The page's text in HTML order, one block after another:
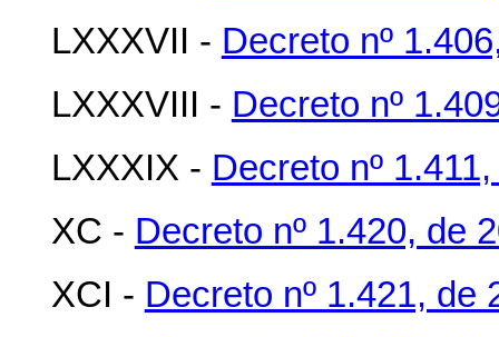
LXXXVII - Decreto nº
LXXXVIII - Decreto nº
LXXXIX - Decreto nº
XC - Decreto nº 1.420, de
XCI - Decreto nº 1.421, de